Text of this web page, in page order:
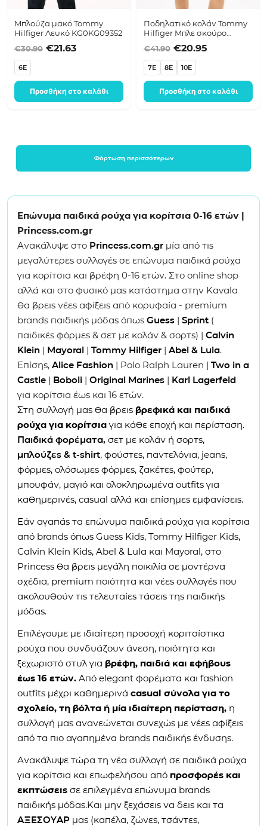
Μπλούζα μακό Tommy
Hilfiger Λευκό KG0KG09352
€30.90 Original price was: €30.90.
€21.63Η τρέχουσα τιμή είναι: €21.63.
6E
Προσθήκη στο καλάθι
Ποδηλατικό κολάν Tommy
Hilfiger Μπλε σκούρο
€41.90 Original price
€20.95
7E 8E 10E
Προσθήκη στο καλάθι
Φόρτωση περισσότερων
Επώνυμα παιδικά ρούχα για κορίτσια 0-16 ετών |
Princess.com.gr
Ανακάλυψε στο Princess.com.gr μία από τις
μεγαλύτερες συλλογές σε επώνυμα παιδικά ρούχα
για κορίτσια και βρέφη 0-16 ετών. Στο online shop
αλλά και στο φυσικό μας κατάστημα στην Kavala
θα βρεις νέες αφίξεις από κορυφαία - premium
brands παιδικής μόδας όπως Guess | Sprint (
παιδικές φόρμες & σετ με κολάν & σορτς) | Calvin
Klein | Mayoral | Tommy Hilfiger | Abel & Lula.
Επίσης, Alice Fashion | Polo Ralph Lauren | Two in a
Castle | Boboli | Original Marines | Karl Lagerfeld
για κορίτσια έως και 16 ετών.
Στη συλλογή μας θα βρεις βρεφικά και παιδικά
ρούχα για κορίτσιαγια κάθε εποχή και περίσταση.
Παιδικά φορέματα, σετ με κολάν ή σορτς,
μπλούζες & t-shirt, φούστες, παντελόνια, jeans,
φόρμες, ολόσωμες φόρμες, ζακέτες, φούτερ,
μπουφάν, μαγιό και ολοκληρωμένα outfits για
καθημερινές, casual αλλά και επίσημες εμφανίσεις.
Εάν αγαπάς τα επώνυμα παιδικά ρούχα για κορίτσια
από brands όπως Guess Kids, Tommy Hilfiger Kids,
Calvin Klein Kids, Abel & Lula και Mayoral, στο
Princess θα βρεις μεγάλη ποικιλία σε μοντέρνα
σχέδια, premium ποιότητα και νέες συλλογές που
ακολουθούν τις τελευταίες τάσεις της παιδικής
μόδας.
Επιλέγουμε με ιδιαίτερη προσοχή κοριτσίστικα
ρούχα που συνδυάζουν άνεση, ποιότητα και
ξεχωριστό στυλ για βρέφη, παιδιά και εφήβους
έως 16 ετών. Από elegant φορέματα και fashion
outfits μέχρι καθημερινά casual σύνολα για το
σχολείο, τη βόλτα ή μία ιδιαίτερη περίσταση, η
συλλογή μας ανανεώνεται συνεχώς με νέες αφίξεις
από τα πιο αγαπημένα brands παιδικής ένδυσης.
Ανακάλυψε τώρα τη νέα συλλογή σε παιδικά ρούχα
για κορίτσια και επωφελήσου από προσφορές και
εκπτώσεις σε επιλεγμένα επώνυμα brands
παιδικής μόδας.Και μην ξεχάσεις να δεις και τα
ΑΞΕΣΟΥΑΡ μας (καπέλα, ζώνες, τσάντες,